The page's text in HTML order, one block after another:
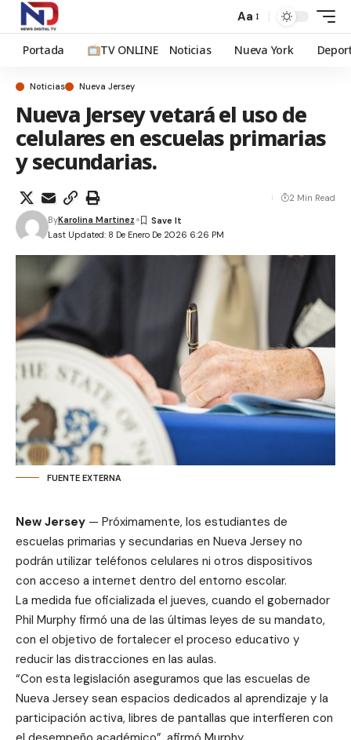
Aa
Portada TV ONLINE Noticias Nueva York
Noticias Nueva Jersey
Nueva Jersey vetará el uso de
celulares en escuelas primarias
y secundarias.
Last Updated: 8 De Enero De 2026 6:26 PM
ByKarolina Martinez
2 Min Read
FUENTE EXTERNA
New Jersey — Próximamente, los estudiantes de
escuelas primarias y secundarias en Nueva Jersey no
podrán utilizar teléfonos celulares ni otros dispositivos
con acceso a internet dentro del entorno escolar.
La medida fue oficializada el jueves, cuando el gobernador
Phil Murphy firmó una de las últimas leyes de su mandato,
con el objetivo de fortalecer el proceso educativo y
reducir las distracciones en las aulas.
“Con esta legislación aseguramos que las escuelas de
Nueva Jersey sean espacios dedicados al aprendizaje y la
participación activa, libres de pantallas que interfieren con